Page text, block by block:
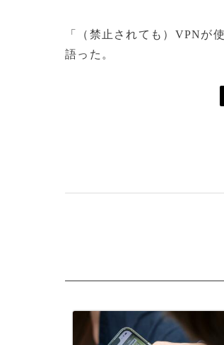
「（禁止されても）VPNが
語った。